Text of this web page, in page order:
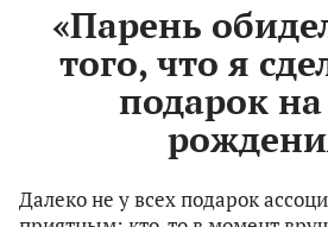
«Парень
того, что я
подарок
Далеко не у всех подарок